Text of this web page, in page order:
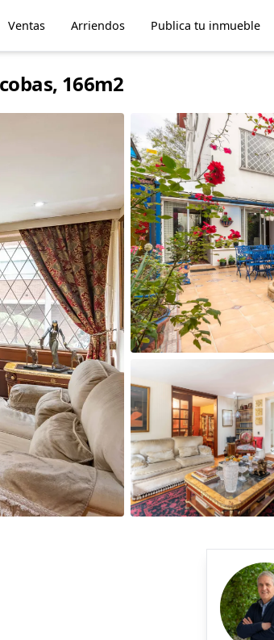
Ventas Arriendos Publica tu inmueble
166m2